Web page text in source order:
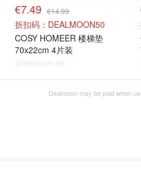
€7.49 €14.99
折扣码：DEALMOON50
COSY HOMEER 楼梯垫
70x22cm 4片装
@dealmoon.de
Dealmoon may be paid when